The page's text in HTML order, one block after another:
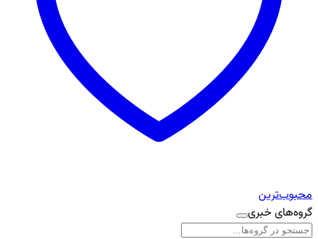
محبوب‌ترین
گروه‌های خبری